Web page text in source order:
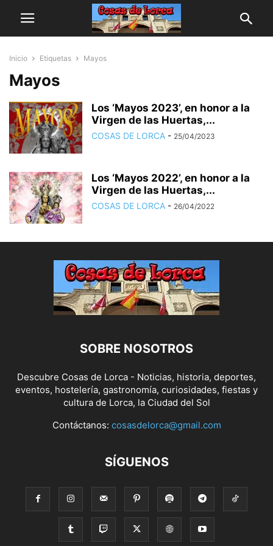
Inicio Etiquetas Mayos
Mayos
Los ‘Mayos 2023’, en honor a la
Virgen de las Huertas,...
COSAS DE LORCA - 25/04/2023
Los ‘Mayos 2022’, en honor a la
Virgen de las Huertas,...
COSAS DE LORCA - 26/04/2022
SOBRE NOSOTROS
Descubre Cosas de Lorca - Noticias, historia, deportes,
eventos, hostelería, gastronomía, curiosidades, fiestas y
cultura de Lorca, la Ciudad del Sol
Contáctanos: cosasdelorca@gmail.com
SÍGUENOS